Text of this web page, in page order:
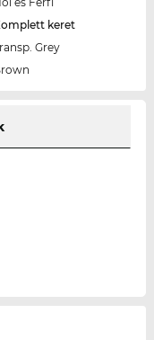
keret
Grey